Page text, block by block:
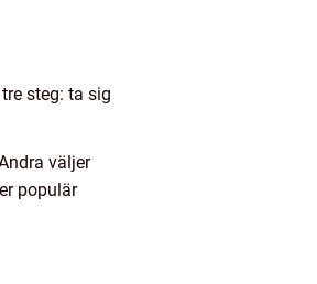
steg: ta sig
väljer
populär